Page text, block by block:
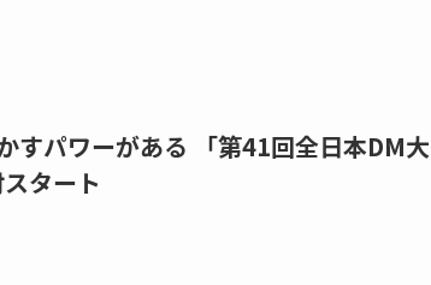
すパワーがある 「第41回全日本DM大
タート